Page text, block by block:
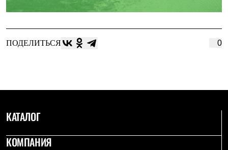
ПОДЕЛИТЬСЯ 0
КАТАЛОГ
КОМПАНИЯ